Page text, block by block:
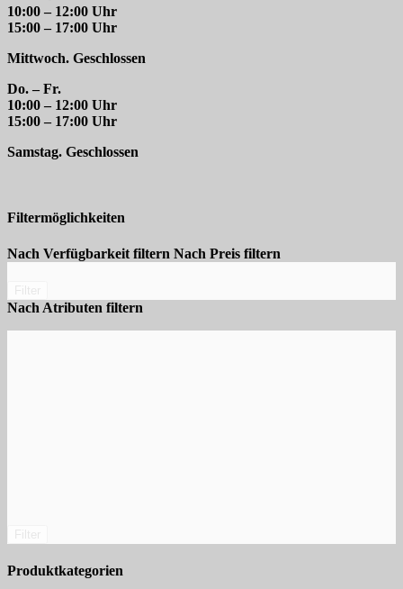
10:00 – 12:00 Uhr
15:00 – 17:00 Uhr
Mittwoch. Geschlossen
Do. – Fr.
10:00 – 12:00 Uhr
15:00 – 17:00 Uhr
Samstag. Geschlossen
Filtermöglichkeiten
Nach Verfügbarkeit filtern Nach Preis filtern
Nach Atributen filtern
Produktkategorien